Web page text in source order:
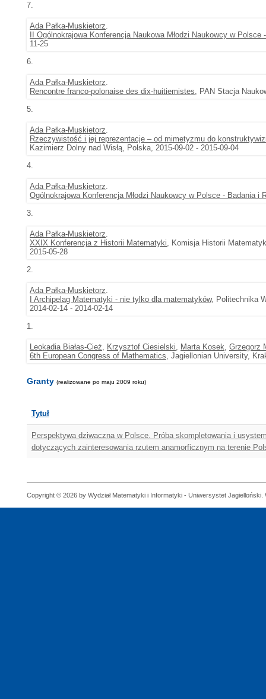
7.
Ada Pałka-Muskietorz.
II Ogólnokrajowa Konferencja Naukowa Młodzi Naukowcy w Polsce
11-25
6.
Ada Pałka-Muskietorz.
Rencontre franco-polonaise des dix-huitiemistes, PAN Stacja
5.
Ada Pałka-Muskietorz.
Rzeczywistość i jej reprezentacje – od mimetyzmu do
Kazimierz Dolny nad Wisłą, Polska, 2015-09-02 - 2015-09-04
4.
Ada Pałka-Muskietorz.
Ogólnokrajowa Konferencja Młodzi Naukowcy w Polsce - Badania i
3.
Ada Pałka-Muskietorz.
XXIX Konferencja z Historii Matematyki, Komisja Historii
2015-05-28
2.
Ada Pałka-Muskietorz.
I Archipelag Matematyki - nie tylko dla matematyków, Politechnika
2014-02-14 - 2014-02-14
1.
Leokadia Białas-Cież, Krzysztof Ciesielski, Marta Kosek, Grzegorz
6th European Congress of Mathematics, Jagiellonian University,
Granty (realizowane po maju 2009 roku)
Tytuł
Perspektywa dziwaczna w Polsce. Próba skompletowania i
dotyczących zainteresowania rzutem anamorficznym na terenie
Copyright © 2026 by Wydział Matematyki i Informatyki - Uniwersystet